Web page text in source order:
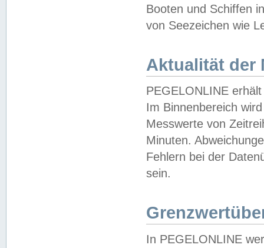
Booten und Schiffen
von Seezeichen wie
Aktualität der
PEGELONLINE
Im Binnenbereich
Messwerte von
Minuten.
Fehlern bei der
sein.
In PEGELONLINE